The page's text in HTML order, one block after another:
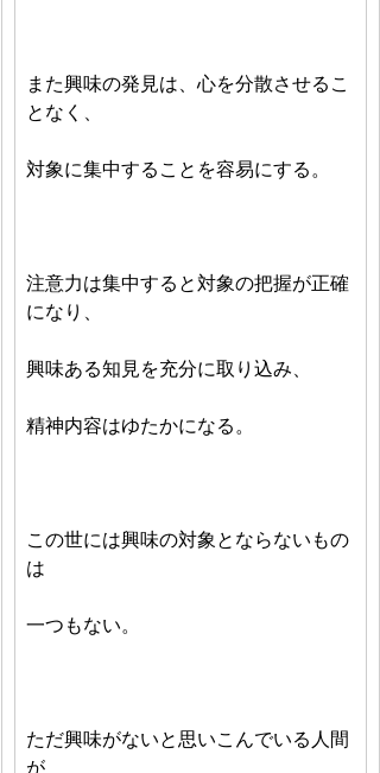
また興味の発見は、心を分散させるこ
となく、
対象に集中することを容易にする。
注意力は集中すると対象の把握が正確
になり、
興味ある知見を充分に取り込み、
精神内容はゆたかになる。
この世には興味の対象とならないもの
は
一つもない。
ただ興味がないと思いこんでいる人間
が